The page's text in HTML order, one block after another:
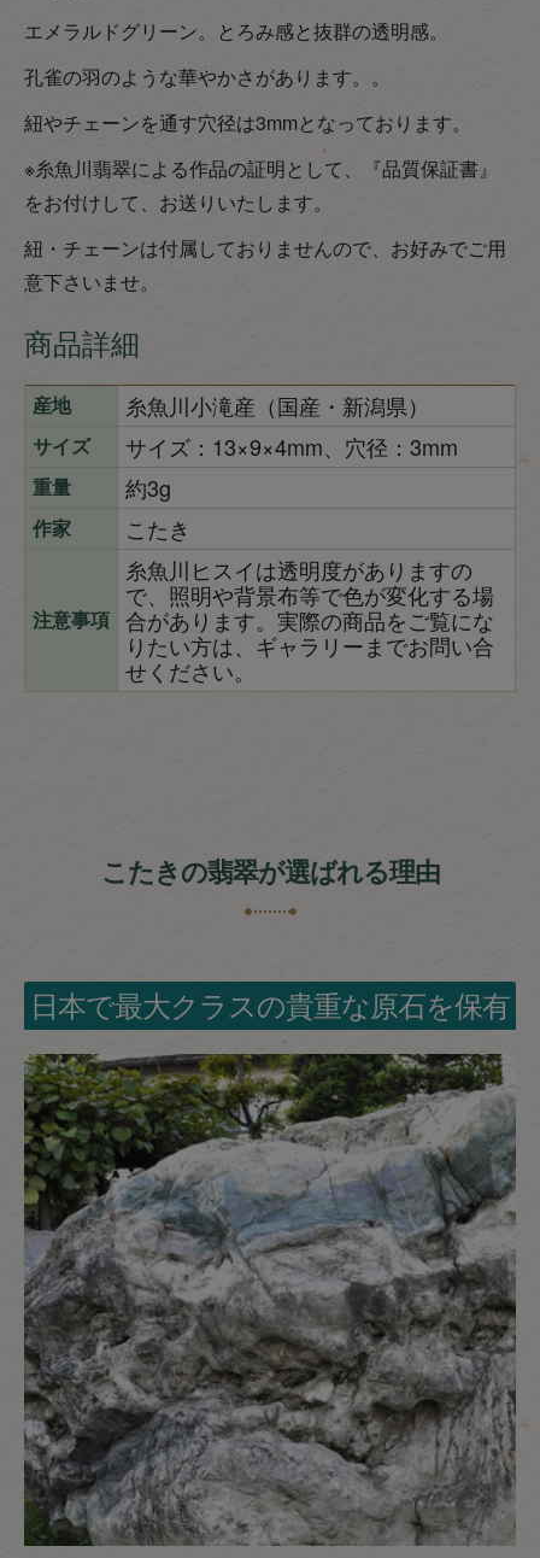
エメラルドグリーン。とろみ感と抜群の透明感。
孔雀の羽のような華やかさがあります。。
紐やチェーンを通す穴径は3mmとなっております。
※糸魚川翡翠による作品の証明として、『品質保証書』
をお付けして、お送りいたします。
紐・チェーンは付属しておりませんので、お好みでご用
意下さいませ。
商品詳細
産地 糸魚川小滝産（国産・新潟県）
サイズ サイズ：13×9×4mm、穴径：3mm
重量 約3g
作家 こたき
注意事項
糸魚川ヒスイは透明度がありますの
で、照明や背景布等で色が変化する場
合があります。実際の商品をご覧にな
りたい方は、ギャラリーまでお問い合
せください。
こたきの翡翠が選ばれる理由
日本で最大クラスの貴重な原石を保有